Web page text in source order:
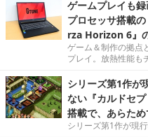
ゲームプレイも
プロセッサ搭載
rza Horizon 6』
ゲーム＆制作の拠点
プレイ。放熱性能も
シリーズ第1作が
ない『カルドセ
搭載で、あらた
シリーズ第1作が現